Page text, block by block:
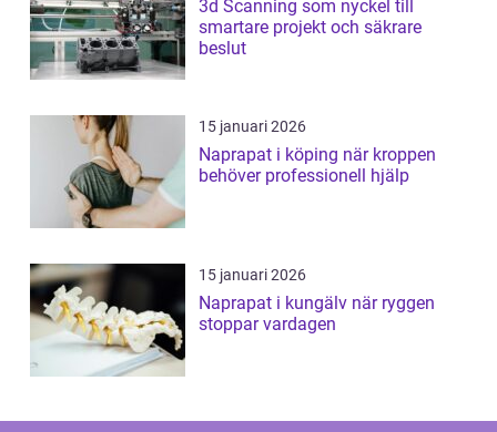
3d Scanning som nyckel till
smartare projekt och säkrare
beslut
15 januari 2026
Naprapat i köping när kroppen
behöver professionell hjälp
15 januari 2026
Naprapat i kungälv när ryggen
stoppar vardagen